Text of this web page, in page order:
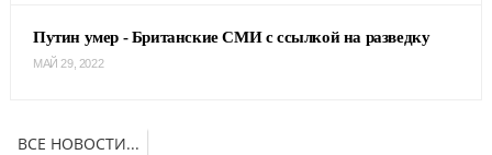
Путин умер - Британские СМИ с ссылкой на разведку
МАЙ 29, 2022
ВСЕ НОВОСТИ...